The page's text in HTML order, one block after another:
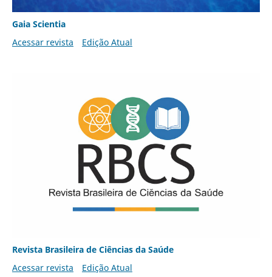
Gaia Scientia
Acessar revista
Edição Atual
Revista Brasileira de Ciências da Saúde
Acessar revista
Edição Atual